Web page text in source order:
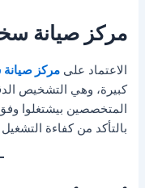
مركز صيانة
الاعتماد علىمركز
كبيرة، وهي التشخيص
المتخصصين بيشتغلوا
بالتأكد من كفاءة